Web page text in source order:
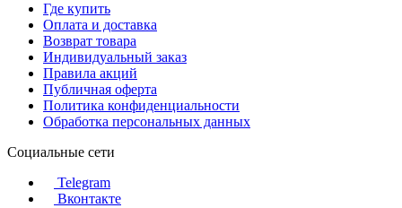
Где купить
Оплата и доставка
Возврат товара
Индивидуальный заказ
Правила акций
Публичная оферта
Политика конфиденциальности
Обработка персональных данных
Социальные сети
Telegram
Вконтакте